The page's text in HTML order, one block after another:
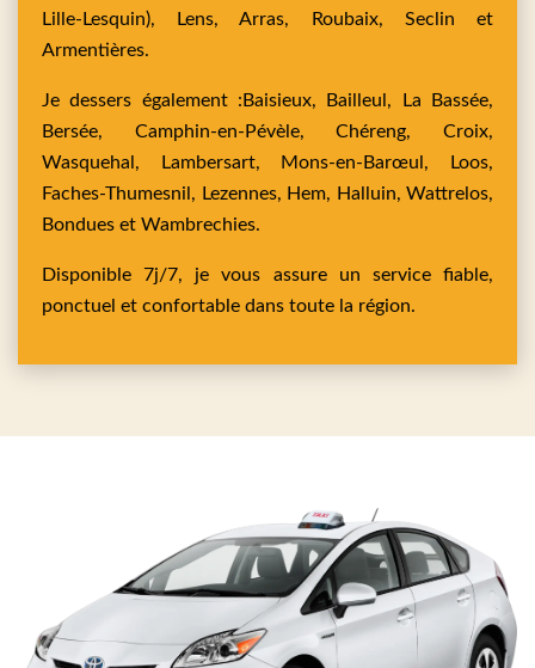
Lille-Lesquin), Lens,Arras, Roubaix, Seclin et
Armentières.
Je dessers également : Baisieux, Bailleul,
La Bassée,
Bersée, Camphin-en-Pévèle,Chéreng,Croix,
Wasquehal,
Lambersart, Mons-en-Barœul,
Loos,
Faches-Thumesnil, Lezennes, Hem, Halluin, Wattrelos,
Bondues et Wambrechies.
Disponible 7j/7, je vous assure un service fiable,
ponctuel et confortable dans toute la région.